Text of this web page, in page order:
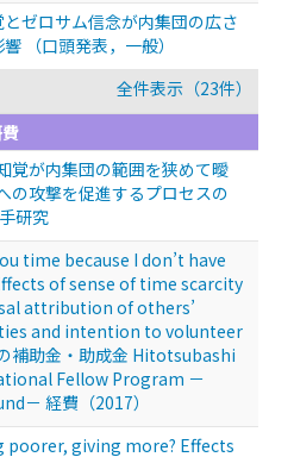
ゼロサム信念が内集団の広さ
響
（口頭発表，一般）
全件表示（23件）
覚が内集団の範囲を狭めて曖
の攻撃を促進するプロセスの
研究
time because I don’t have
of sense of time scarcity
attribution of others’
and intention to volunteer
補助金・助成金 Hitotsubashi
Fellow Program －
－ 経費（2017）
poorer, giving more? Effects